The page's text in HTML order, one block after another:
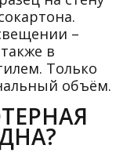
–
в
Только
объём.